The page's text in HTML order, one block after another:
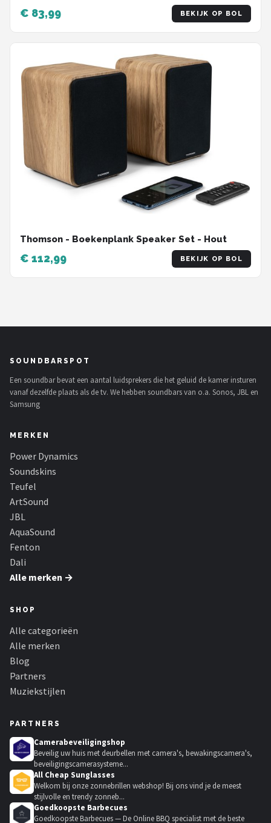
€ 83,99 BEKIJK OP BOL
Thomson - Boekenplank Speaker Set - Hout
€ 112,99 BEKIJK OP BOL
SOUNDBARSPOT
Een soundbar bevat een aantal luidsprekers die het geluid de kamer insturen
vanaf dezelfde plaats als de tv. We hebben soundbars van o.a. Sonos, JBL en
Samsung
MERKEN
Power Dynamics
Soundskins
Teufel
ArtSound
JBL
AquaSound
Fenton
Dali
Alle merken →
SHOP
Alle categorieën
Alle merken
Blog
Partners
Muziekstijlen
PARTNERS
Camerabeveiligingshop
Beveilig uw huis met deurbellen met camera's, bewakingscamera's,
beveiligingscamerasysteme...
All Cheap Sunglasses
Welkom bij onze zonnebrillen webshop! Bij ons vind je de meest
stijlvolle en trendy zonneb...
Goedkoopste Barbecues
Goedkoopste Barbecues — De Online BBQ specialist met de beste